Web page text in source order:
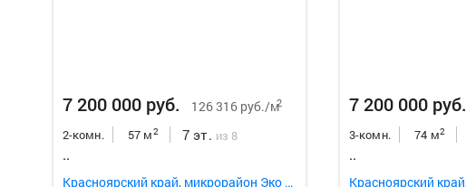
7 200 000 руб. 126 316 руб./м2
2-комн. 57 м2 7 эт. из 8
..
Красноярский край, микрорайон Эко улица 1
7 200 000 руб.
3-комн. 74 м2
..